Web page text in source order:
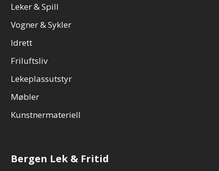
Leker & Spill
Vogner & Sykler
Idrett
Friluftsliv
Lekeplassutstyr
Møbler
Kunstnermateriell
Bergen Lek & Fritid